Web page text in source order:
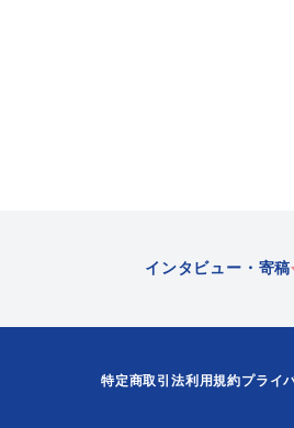
インタビュー・寄稿
歴史
特定商取引法利用規約プライ